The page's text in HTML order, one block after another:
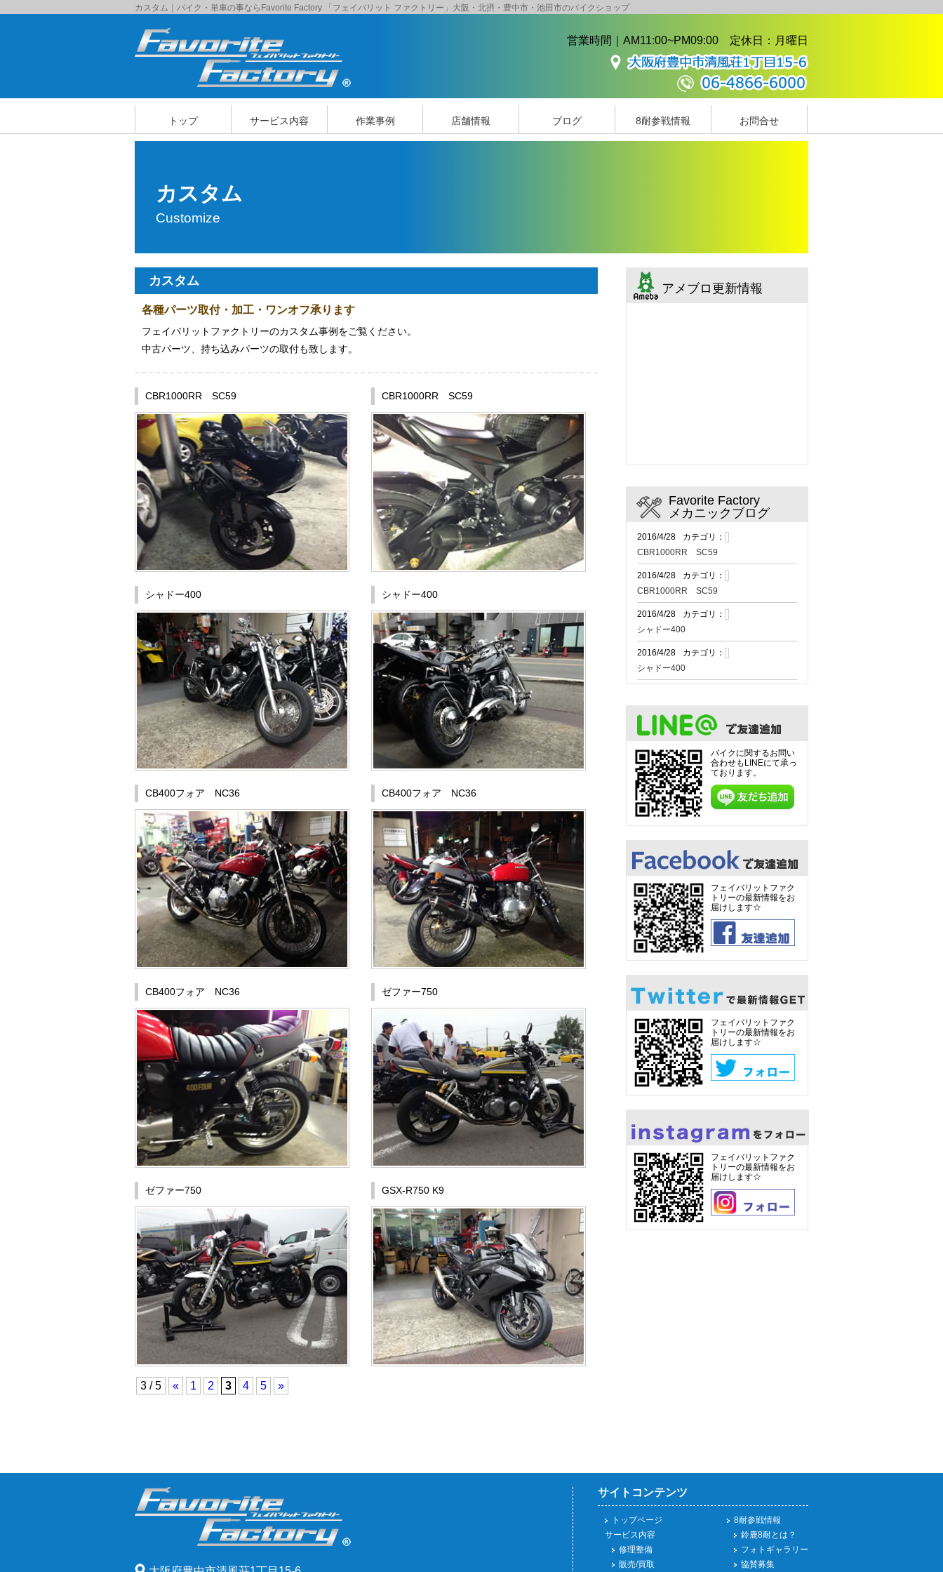
カスタム｜バイク・単車の事ならFavorite Factory 「フェイバリット ファクトリー」大阪・北摂・豊中市・池田市のバイクショップ
営業時間｜AM11:00~PM09:00 定休日：月曜日
トップ サービス内容 作業事例 店舗情報 ブログ 8耐参戦情報 お問合せ
カスタム
Customize
カスタム
各種パーツ取付・加工・ワンオフ承ります
フェイバリットファクトリーのカスタム事例をご覧ください。
中古パーツ、持ち込みパーツの取付も致します。
CBR1000RR SC59 CBR1000RR SC59
シャドー400 シャドー400
CB400フォア NC36 CB400フォア NC36
CB400フォア NC36 ゼファー750
ゼファー750 GSX-R750 K9
3 / 5 « 1 2 3 4 5 »
アメブロ更新情報
Favorite Factory
メカニックブログ
2016/4/28
カテゴリ：
CBR1000RR SC59
2016/4/28
カテゴリ：
CBR1000RR SC59
2016/4/28
カテゴリ：
シャドー400
2016/4/28
カテゴリ：
シャドー400
2016/4/28
カテゴリ：
2016/4/28
カテゴリ：
CB400フォア NC36
2016/4/28
カテゴリ：
ゼファー750
2016/4/28
カテゴリ：
GSX-R750 K9
バイクに関するお問い
合わせもLINEにて承っ
ております。
フェイバリットファク
トリーの最新情報をお
届けします☆
フェイバリットファク
トリーの最新情報をお
届けします☆
フェイバリットファク
トリーの最新情報をお
届けします☆
サイトコンテンツ
トップページ
サービス内容
修理整備
販売/買取
8耐参戦情報
鈴鹿8耐とは？
フォトギャラリー
協賛募集